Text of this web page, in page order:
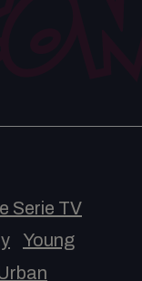
Serie TV
Young